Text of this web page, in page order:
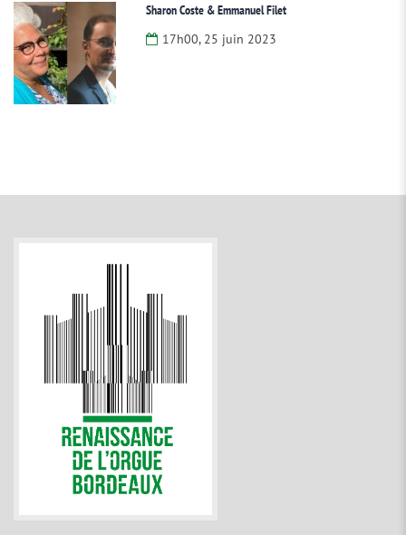
Sharon Coste & Emmanuel Filet
17h00, 25 juin 2023